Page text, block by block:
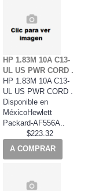
HP 1.83M 10A C13-
UL US PWR CORD .
HP 1.83M 10A C13-
UL US PWR CORD .
Disponible en
MéxicoHewlett
Packard-AF556A..
$223.32
A COMPRAR